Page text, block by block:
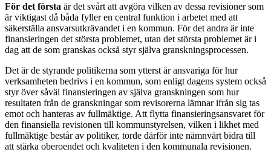
För det första är det svårt att avgöra vilken av dessa revisioner som
är viktigast då båda fyller en central funktion i arbetet med att
säkerställa ansvarsutkrävandet i en kommun. För det andra är inte
finansieringen det största problemet, utan det största problemet är i
dag att de som granskas också styr själva granskningsprocessen.
Det är de styrande politikerna som ytterst är ansvariga för hur
verksamheten bedrivs i en kommun, som enligt dagens system också
styr över såväl finansieringen av själva granskningen som hur
resultaten från de granskningar som revisorerna lämnar ifrån sig tas
emot och hanteras av fullmäktige. Att flytta finansieringsansvaret för
den finansiella revisionen till kommunstyrelsen, vilken i likhet med
fullmäktige består av politiker, torde därför inte nämnvärt bidra till
att stärka oberoendet och kvaliteten i den kommunala revisionen.